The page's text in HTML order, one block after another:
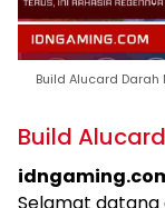
Build Alucard
Build
Selamat datang